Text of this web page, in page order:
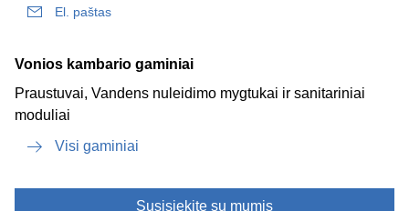
El. paštas
Vonios kambario gaminiai
Praustuvai, Vandens nuleidimo mygtukai ir sanitariniai
moduliai
Visi gaminiai
Susisiekite su mumis